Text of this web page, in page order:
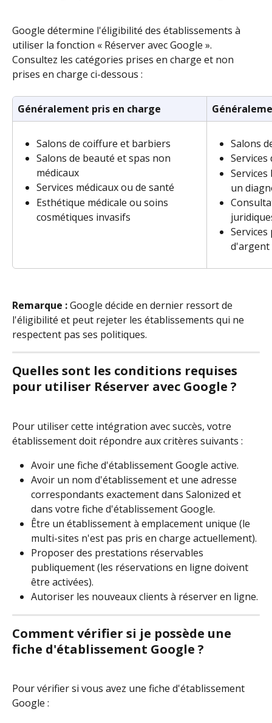
Google détermine l'éligibilité des établissements à
utiliser la fonction « Réserver avec Google ».
Consultez les catégories prises en charge et non
prises en charge ci-dessous :
Généralement pris en charge
Salons de coiffure et barbiers
Salons de beauté et spas non
médicaux
Services médicaux ou de santé
Esthétique médicale ou soins
cosmétiques invasifs
Salons
un
d'argent
Remarque : Google décide en dernier ressort de
l'éligibilité et peut rejeter les établissements qui ne
respectent pas ses politiques.
Quelles sont les conditions requises
pour utiliser Réserver avec Google ?
Pour utiliser cette intégration avec succès, votre
établissement doit répondre aux critères suivants :
Avoir une fiche d'établissement Google active.
Avoir un nom d'établissement et une adresse
correspondants exactement dans Salonized et
dans votre fiche d'établissement Google.
Être un établissement à emplacement unique (le
multi-sites n'est pas pris en charge actuellement).
Proposer des prestations réservables
publiquement (les réservations en ligne doivent
être activées).
Autoriser les nouveaux clients à réserver en ligne.
Comment vérifier si je possède une
fiche d'établissement Google ?
Pour vérifier si vous avez une fiche d'établissement
Google :